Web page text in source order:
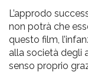
L’approdo
non potrà che
questo film,
alla società degli
senso proprio